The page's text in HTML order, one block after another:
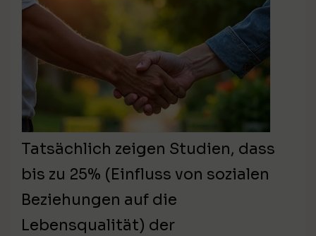
Tatsächlich zeigen Studien, dass
bis zu 25% (Einfluss von sozialen
Beziehungen auf die
Lebensqualität) der